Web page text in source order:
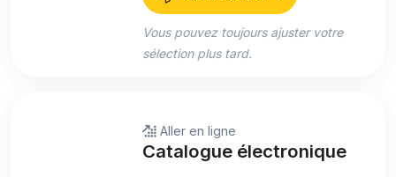
Vous pouvez toujours ajuster votre
sélection plus tard.
Aller en ligne
Catalogue électronique